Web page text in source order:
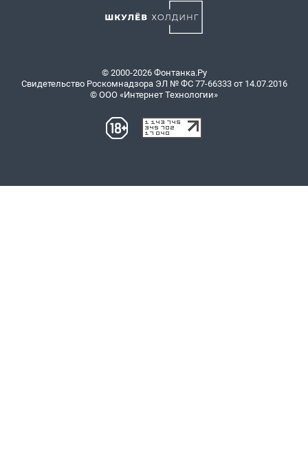
© 2000-2026 Фонтанка.Ру
Свидетельство Роскомнадзора ЭЛ № ФС 77-66333 от 14.07.2016
© ООО «Интернет Технологии»